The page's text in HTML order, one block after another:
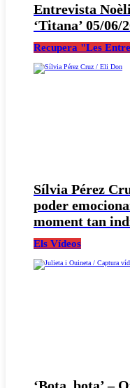
Entrevista
‘Titana’ 05/06/
Recupera "Les
Sílvia Pérez
poder
moment tan
Els Vídeos
‘Bota, bota’ –